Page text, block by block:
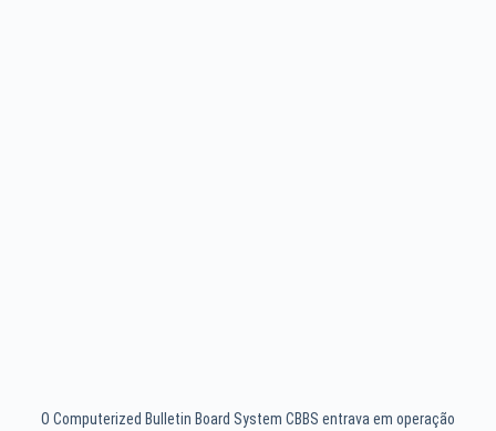
O Computerized Bulletin Board System CBBS entrava em operação